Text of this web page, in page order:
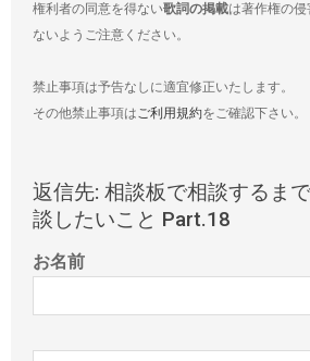
権利者の同意を得ない歌詞の掲載は著作権の
ないようご注意ください。
禁止事項は予告なしに適宜修正いたします。
その他禁止事項はご利用規約をご確認下さい。
返信先: 相談板で相談するま
談したいこと Part.18
お名前